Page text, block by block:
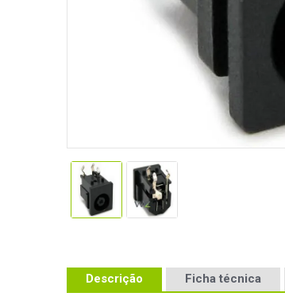
Descrição Ficha técnica